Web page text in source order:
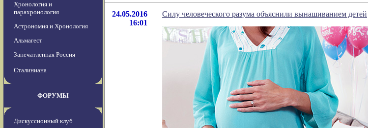
Хронология и
парахронология
Астрономия и Хронология
Альмагест
Запечатленная Россия
Сталиниана
ФОРУМЫ
Дискуссионный клуб
24.05.2016
16:01
Силу человеческого разума объяснили вынашиванием детей